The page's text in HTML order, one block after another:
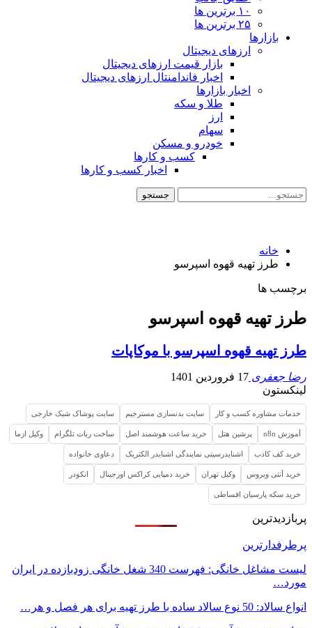
۱۰ برترین ها
۲۵ برترین ها
بازارها
ارزهای دیجیتال
بازار قیمت ارزهای دیجیتال
اخبار فاندامنتال ارزهای دیجیتال
اخبار بازارها
طلا و سکه
ارز
سهام
خودرو و مسکن
کسب و کارها
اخبار کسب و کارها
خانه
طرز تهیه قهوه اسپرسو
برچسب ها
طرز تهیه قهوه اسپرسو
طرز تهیه قهوه اسپرسو با موکاپات
رضا جعفری 17 فروردین 1401
لینکستون
خدمات مشاوره کسب و کار سایت بدنسازی مسترجیم سایت پوشاک شیک خارجی
آموزش n8n پرشین هتل خرید ساعت هوشمند اصل ساخت ربات تلگرام وکیل ازما
خرید کف کاذب اشنایدرسیتی نمایندگی اشنایدر الکتریک دعاوی خانواده
خرید آنتی ویروس وکیل تهران خرید دمپایی کراکس اورجینال انکودر
خرید سکه پارسیان اقساطی
پربازدیدترین
پرطرفدارترین
لیست مشاغل خانگی: فهرست 340 شغل خانگی زودبازده در ایران
مورد…
انواع سالاد: 50 نوع سالاد ساده با طرز تهیه برای هر فصل و هر…